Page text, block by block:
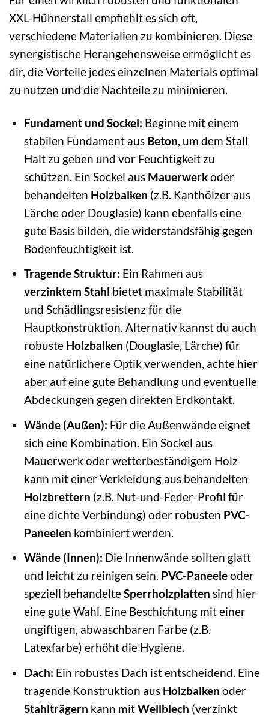
XXL-Hühnerstall empfiehlt es sich oft,
verschiedene Materialien zu kombinieren. Diese
synergistische Herangehensweise ermöglicht es
dir, die Vorteile jedes einzelnen Materials optimal
zu nutzen und die Nachteile zu minimieren.
Fundament und Sockel: Beginne mit einem
stabilen Fundament aus Beton , um dem Stall
Halt zu geben und vor Feuchtigkeit zu
schützen. Ein Sockel aus Mauerwerkoder
behandelten Holzbalken (z.B. Kanthölzer aus
Lärche oder Douglasie) kann ebenfalls eine
gute Basis bilden, die widerstandsfähig gegen
Bodenfeuchtigkeit ist.
Tragende Struktur: Ein Rahmen aus
verzinktem Stahl bietet maximale Stabilität
und Schädlingsresistenz für die
Hauptkonstruktion. Alternativ kannst du auch
robuste Holzbalken (Douglasie, Lärche) für
eine natürlichere Optik verwenden, achte hier
aber auf eine gute Behandlung und eventuelle
Abdeckungen gegen direkten Erdkontakt.
Wände (Außen): Für die Außenwände eignet
sich eine Kombination. Ein Sockel aus
Mauerwerk oder wetterbeständigem Holz
kann mit einer Verkleidung aus behandelten
Holzbrettern (z.B. Nut-und-Feder-Profil für
eine dichte Verbindung) oder robusten PVC-
Paneelen kombiniert werden.
Wände (Innen): Die Innenwände sollten glatt
und leicht zu reinigen sein. PVC-Paneeleoder
speziell behandelteSperrholzplatten sind hier
eine gute Wahl. Eine Beschichtung mit einer
ungiftigen, abwaschbaren Farbe (z.B.
Latexfarbe) erhöht die Hygiene.
Dach: Ein robustes Dach ist entscheidend. Eine
tragende Konstruktion aus Holzbalken oder
Stahlträgern kann mitWellblech (verzinkt